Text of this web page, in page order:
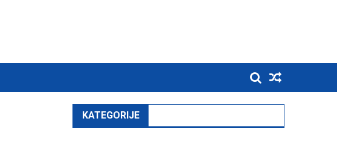
KATEGORIJE